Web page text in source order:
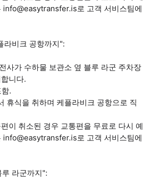
info@easytransfer.is로 고객 서비스팀에
라비크 공항까지":
사가 수하물 보관소 옆 블루 라군 주차장
니다.
.
휴식을 취하며 케플라비크 공항으로 직
이 취소된 경우 교통편을 무료로 다시 예
info@easytransfer.is로 고객 서비스팀에
라군까지":